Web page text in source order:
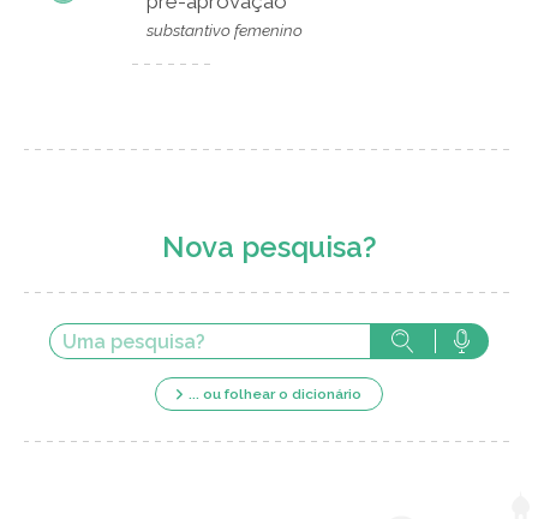
substantivo femenino
Nova pesquisa?
... ou folhear o dicionário